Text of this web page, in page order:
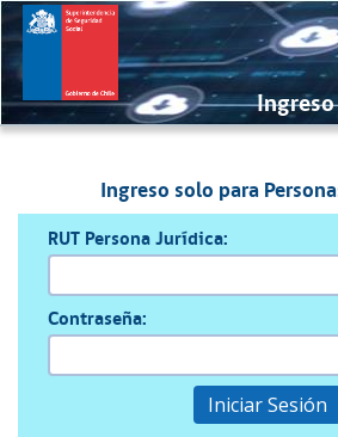
Ingreso
Ingreso solo para
RUT Persona Jurídica:
Contraseña:
Iniciar Sesión